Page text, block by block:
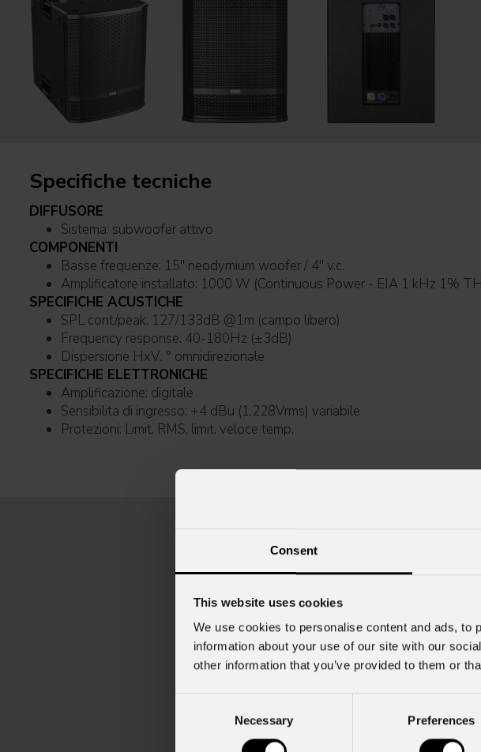
Consent
This website uses cookies
We use cookies to personalise content and ads, to
information about your use of our site with our
other information that you’ve provided to them or
Necessary Preferences
Specifiche tecniche
DIFFUSORE
Sistema: subwoofer attivo
COMPONENTI
Basse frequenze: 15'' neodymium woofer / 4'' v.c.
Amplificatore installato: 1000 W (Continuous Power - EIA 1 kHz 1%
SPECIFICHE ACUSTICHE
SPL cont/peak: 127/133dB @1m (campo libero)
Frequency response: 40-180Hz (±3dB)
Dispersione HxV: ° omnidirezionale
SPECIFICHE ELETTRONICHE
Amplificazione: digitale
Sensibilita di ingresso: +4 dBu (1,228Vrms) variabile
Protezioni: Limit. RMS, limit. veloce temp.